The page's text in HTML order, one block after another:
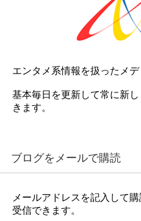
エンタメ系情報を扱ったメデ
基本毎日を更新して常に新
きます。
ブログをメールで購読
メールアドレスを記入して
受信できます。